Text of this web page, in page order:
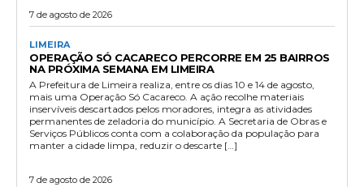
7 de agosto de 2026
LIMEIRA
OPERAÇÃO SÓ CACARECO PERCORRE EM 25 BAIRROS
NA PRÓXIMA SEMANA EM LIMEIRA
A Prefeitura de Limeira realiza, entre os dias 10 e 14 de agosto,
mais uma Operação Só Cacareco. A ação recolhe materiais
inservíveis descartados pelos moradores, integra as atividades
permanentes de zeladoria do município. A Secretaria de Obras e
Serviços Públicos conta com a colaboração da população para
manter a cidade limpa, reduzir o descarte […]
7 de agosto de 2026